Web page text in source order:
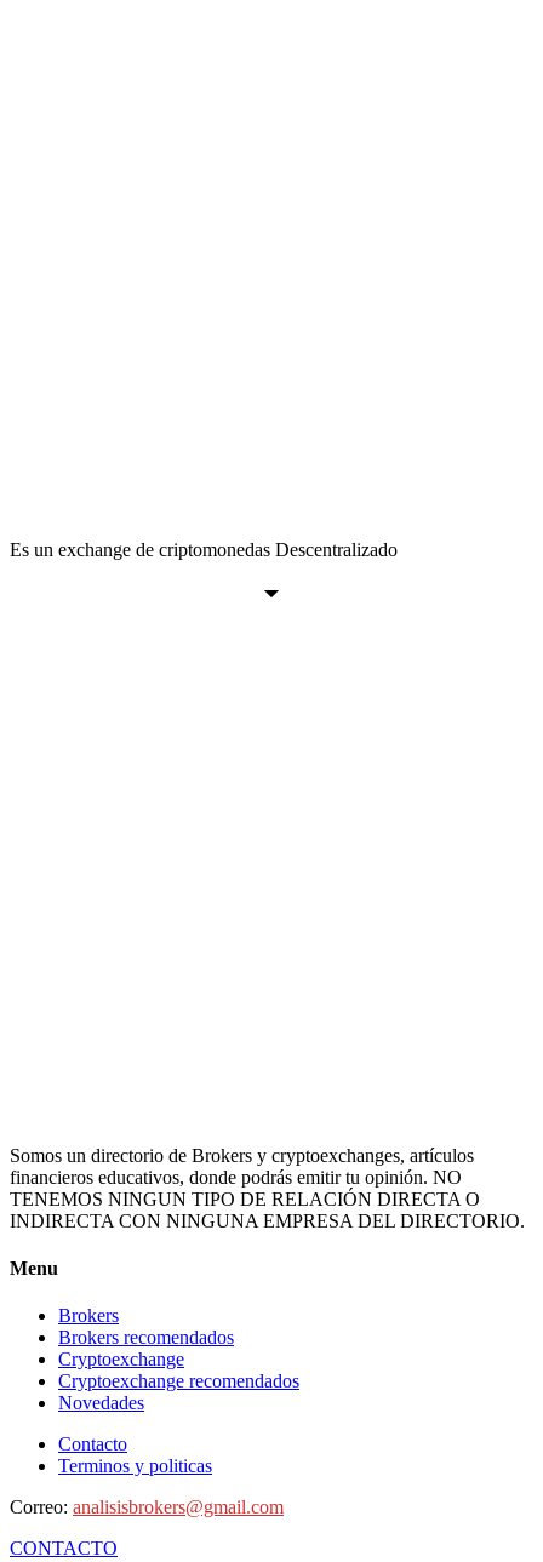
Es un exchange de criptomonedas Descentralizado
Somos un directorio de Brokers y cryptoexchanges, artículos
financieros educativos, donde podrás emitir tu opinión. NO
TENEMOS NINGUN TIPO DE RELACIÓN DIRECTA O
INDIRECTA CON NINGUNA EMPRESA DEL DIRECTORIO.
Menu
Brokers
Brokers recomendados
Cryptoexchange
Cryptoexchange recomendados
Novedades
Contacto
Terminos y politicas
Correo: analisisbrokers@gmail.com
CONTACTO